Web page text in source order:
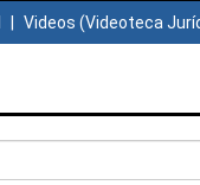
Videos (Videoteca